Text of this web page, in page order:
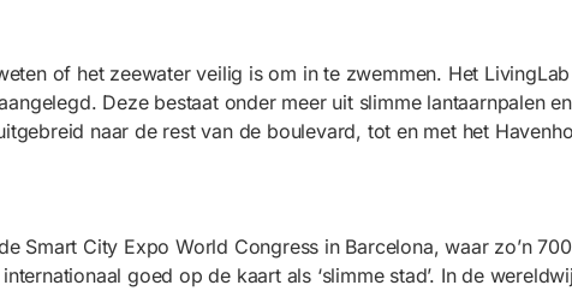
of het zeewater veilig is om in te zwemmen. Het
Deze bestaat onder meer uit slimme lantaarnpalen
naar de rest van de boulevard, tot en met het
Smart City Expo World Congress in Barcelona, waar zo’n
goed op de kaart als ‘slimme stad’. In de